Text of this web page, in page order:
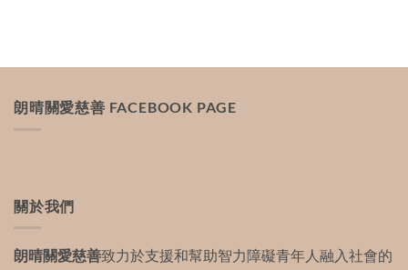
朗晴關愛慈善 FACEBOOK PAGE
關於我們
朗晴關愛慈善致力於支援和幫助智力障礙青年人融入社會的